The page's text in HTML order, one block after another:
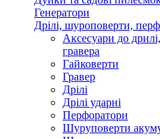
Генератори
Дрілі, шуроповерти,
Аксесуари до
гравера
Гайковерти
Гравер
Дрілі
Дрілі ударні
Перфоратори
Шуруповерти